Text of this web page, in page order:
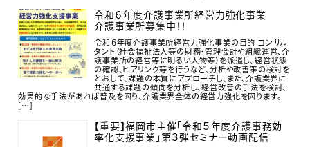
令和６年度介護事業所経営力強化事業
介護事業所募集中！！
令和６年度介護事業所経営力強化事業の目的 コンサル
タント（社会福祉法人等の財務・管理会計や組織運営、介
護事業所の経営等に明るい人物等）を派遣し､経営状態
の確認、ヒアリング等を行うなど、分析や改善策の検討を
とおして、課題の本質にアプローチし、また、介護業界に
共通する課題の傾向を分析し､経営改善の手法を検討、
効果的な手法があれば普及を図り、介護業界全体の経営力強化を図ります。
[…]
【重要】福岡市主催「令和５年度介護事務効
率化支援事業」第３弾セミナー動画配信